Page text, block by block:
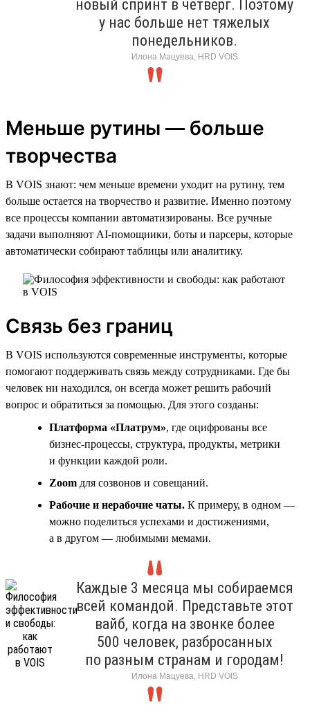
новый спринт в четверг. Поэтому
у нас больше нет тяжелых
понедельников.
Илона Мацуева, HRD VOIS
Меньше рутины — больше
творчества
В VOIS знают: чем меньше времени уходит на рутину, тем
больше остается на творчество и развитие. Именно поэтому
все процессы компании автоматизированы. Все ручные
задачи выполняют AI-помощники, боты и парсеры, которые
автоматически собирают таблицы или аналитику.
Связь без границ
В VOIS используются современные инструменты, которые
помогают поддерживать связь между сотрудниками. Где бы
человек ни находился, он всегда может решить рабочий
вопрос и обратиться за помощью. Для этого созданы:
Платформа «Платрум», где оцифрованы все
бизнес-процессы, структура, продукты, метрики
и функции каждой роли.
Zoom для созвонов и совещаний.
Рабочие и нерабочие чаты. К примеру, в одном —
можно поделиться успехами и достижениями,
а в другом — любимыми мемами.
Каждые 3 месяца мы собираемся
всей командой. Представьте этот
вайб, когда на звонке более
500 человек, разбросанных
по разным странам и городам!
Илона Мацуева, HRD VOIS